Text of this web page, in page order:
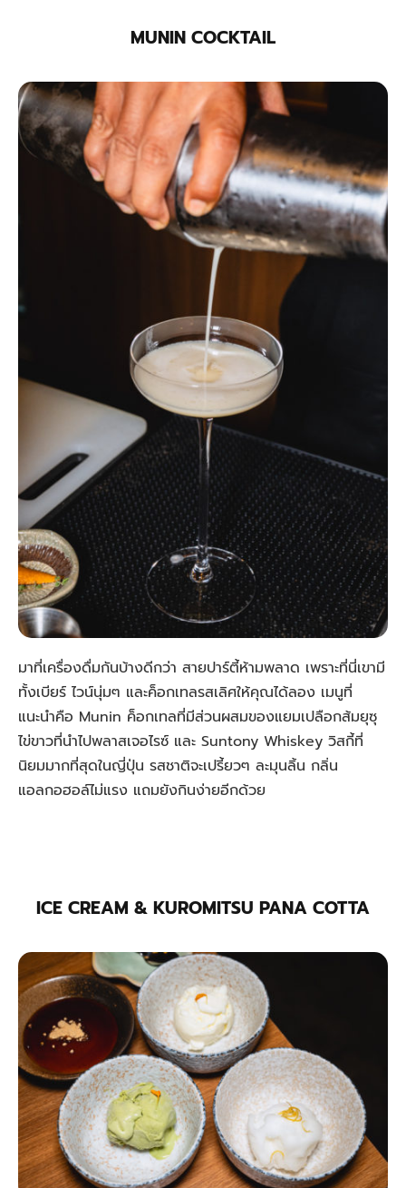
MUNIN COCKTAIL
มาที่เครื่องดื่มกันบ้างดีกว่า สายปาร์ตี้ห้ามพลาด เพราะที่นี่เขามี
ทั้งเบียร์ ไวน์นุ่มๆ และค็อกเทลรสเลิศให้คุณได้ลอง เมนูที่
แนะนำคือ Munin ค็อกเทลที่มีส่วนผสมของแยมเปลือกส้มยุซุ
ไข่ขาวที่นำไปพลาสเจอไรซ์ และ Suntony Whiskey วิสกี้ที่
นิยมมากที่สุดในญี่ปุ่น รสชาติจะเปรี้ยวๆ ละมุนลิ้น กลิ่น
แอลกอฮอล์ไม่แรง แถมยังกินง่ายอีกด้วย
ICE CREAM & KUROMITSU PANA COTTA